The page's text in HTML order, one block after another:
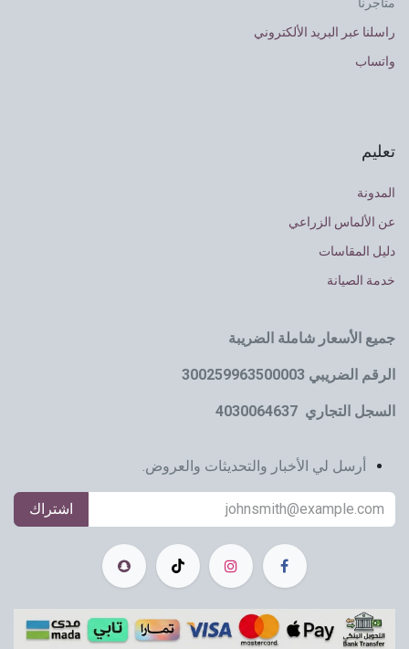
راسلنا عبر البريد الألكتروني
واتساب
تعليم
المدونة
عن الألماس الزراعي
دليل المقاسات
خدمة الصيانة
جميع الأسعار شاملة الضريبة
الرقم الضريبي 300259963500003
السجل التجاري 4030064637
أرسل لي الأخبار والتحديثات والعروض.
اشتراك